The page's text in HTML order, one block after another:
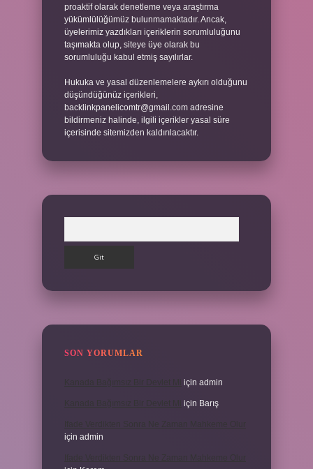
proaktif olarak denetleme veya araştırma
yükümlülüğümüz bulunmamaktadır. Ancak,
üyelerimiz yazdıkları içeriklerin sorumluluğunu
taşımakta olup, siteye üye olarak bu
sorumluluğu kabul etmiş sayılırlar.
Hukuka ve yasal düzenlemelere aykırı olduğunu
düşündüğünüz içerikleri,
backlinkpanelicomtr@gmail.com adresine
bildirmeniz halinde, ilgili içerikler yasal süre
içerisinde sitemizden kaldırılacaktır.
SON YORUMLAR
için admin
için Barış
için admin